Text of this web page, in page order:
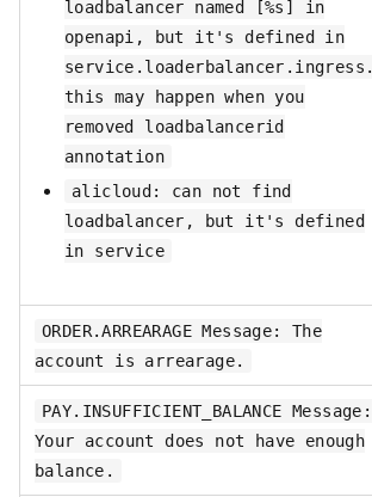
loadbalancer named [%s] in
openapi, but it's defined in
service.loaderbalancer.ingress.
this may happen when you
removed loadbalancerid
annotation
alicloud: can not find
loadbalancer, but it's defined
in service
ORDER.ARREARAGE Message: The
account is arrearage.
PAY.INSUFFICIENT_BALANCE Message:
Your account does not have enough
balance.